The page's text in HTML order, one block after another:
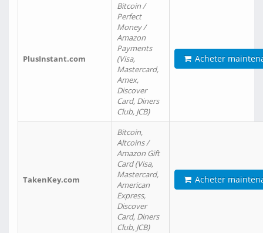
PlusInstant.com
Bitcoin /
Perfect
Money /
Amazon
Payments
(Visa,
Mastercard,
Amex,
Discover
Card, Diners
Club, JCB)
Acheter
TakenKey.com
Bitcoin,
Altcoins /
Amazon Gift
Card (Visa,
Mastercard,
American
Express,
Discover
Card, Diners
Club, JCB)
Acheter